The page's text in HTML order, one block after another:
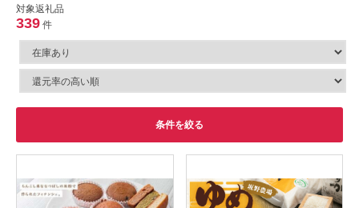
対象返礼品
339 件
条件を絞る